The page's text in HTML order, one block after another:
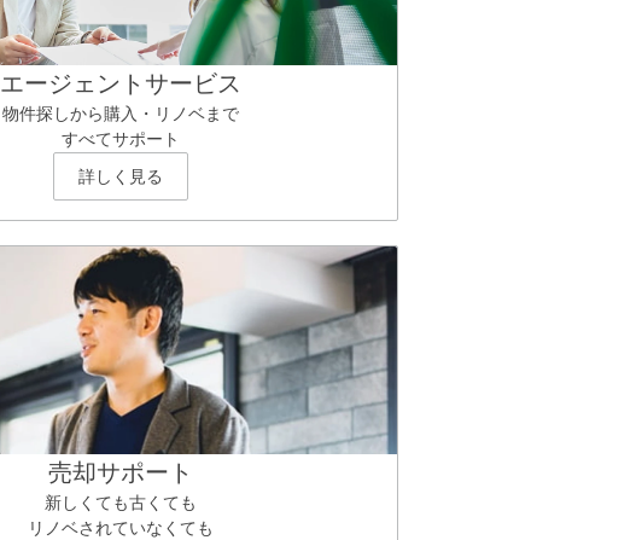
エージェントサービス
物件探しから購入・リノベまで
すべてサポート
詳しく見る
売却サポート
新しくても古くても
リノベされていなくても